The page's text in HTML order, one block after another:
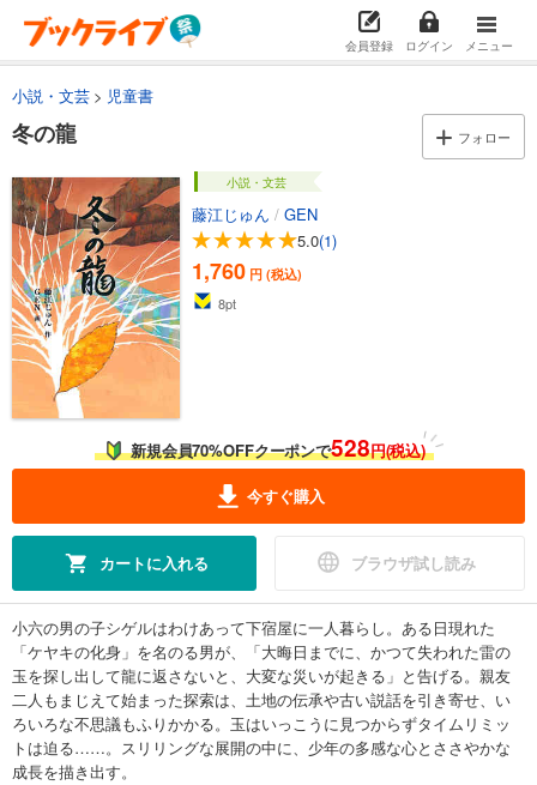
会員登録 ログイン メニュー
小説・文芸 児童書
冬の龍 フォロー
小説・文芸
藤江じゅん / GEN
5.0(1)
1,760 円 (税込)
8pt
新規会員70%OFFクーポンで528円(税込)
今すぐ購入
カートに入れる ブラウザ試し読み
小六の男の子シゲルはわけあって下宿屋に一人暮らし。ある日現れた
「ケヤキの化身」を名のる男が、「大晦日までに、かつて失われた雷の
玉を探し出して龍に返さないと、大変な災いが起きる」と告げる。親友
二人もまじえて始まった探索は、土地の伝承や古い説話を引き寄せ、い
ろいろな不思議もふりかかる。玉はいっこうに見つからずタイムリミッ
トは迫る……。スリリングな展開の中に、少年の多感な心とささやかな
成長を描き出す。